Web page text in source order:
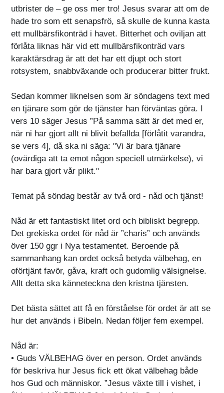
utbrister de – ge oss mer tro! Jesus svarar att om de
hade tro som ett senapsfrö, så skulle de kunna kasta
ett mullbärsfikonträd i havet. Bitterhet och oviljan att
förlåta liknas här vid ett mullbärsfikonträd vars
karaktärsdrag är att det har ett djupt och stort
rotsystem, snabbväxande och producerar bitter frukt.
Sedan kommer liknelsen som är söndagens text med
en tjänare som gör de tjänster han förväntas göra. I
vers 10 säger Jesus ”På samma sätt är det med er,
när ni har gjort allt ni blivit befallda [förlåtit varandra,
se vers 4], då ska ni säga: "Vi är bara tjänare
(ovärdiga att ta emot någon speciell utmärkelse), vi
har bara gjort vår plikt."
Temat på söndag består av två ord - nåd och tjänst!
Nåd är ett fantastiskt litet ord och bibliskt begrepp.
Det grekiska ordet för nåd är ”charis” och används
över 150 ggr i Nya testamentet. Beroende på
sammanhang kan ordet också betyda välbehag, en
oförtjänt favör, gåva, kraft och gudomlig välsignelse.
Allt detta ska känneteckna den kristna tjänsten.
Det bästa sättet att få en förståelse för ordet är att se
hur det används i Bibeln. Nedan följer fem exempel.
Nåd är:
• Guds VÄLBEHAG över en person. Ordet används
för beskriva hur Jesus fick ett ökat välbehag både
hos Gud och människor. ”Jesus växte till i vishet, i